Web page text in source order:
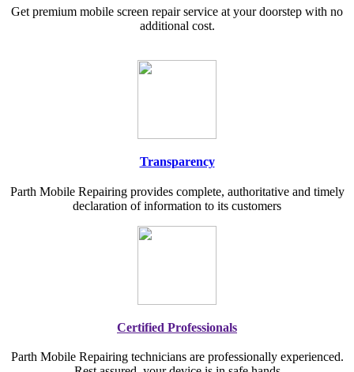
Get premium mobile screen repair service at your doorstep with no
additional cost.
Transparency
Parth Mobile Repairing provides complete, authoritative and timely
declaration of information to its customers
Certified Professionals
Parth Mobile Repairing technicians are professionally experienced.